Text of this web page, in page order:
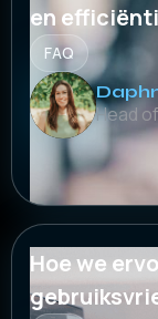
en
FAQ
Head
Hoe we